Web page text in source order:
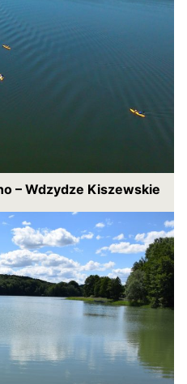
– Wdzydze Kiszewskie